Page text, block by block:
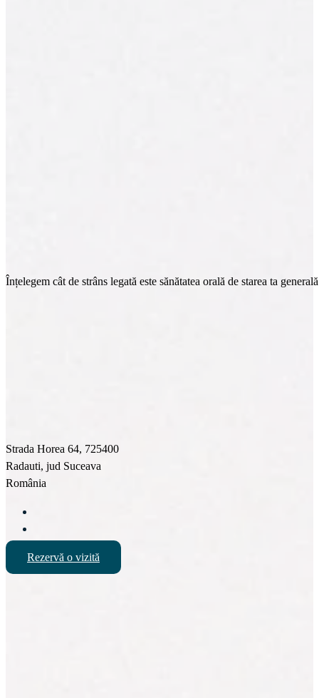
Înțelegem cât de strâns legată este sănătatea orală de starea ta
Strada Horea 64, 725400
Radauti, jud Suceava
România
Rezervă o vizită